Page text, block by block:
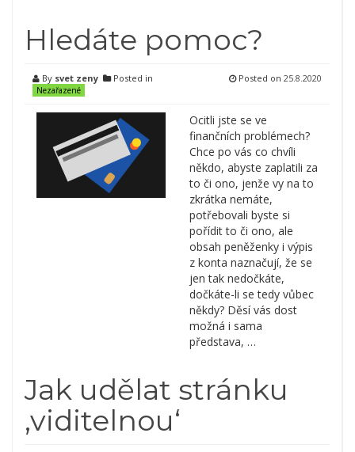
Hledáte pomoc?
By svet zeny Posted in
Nezařazené
Posted on 25.8.2020
Ocitli jste se ve
finančních problémech?
Chce po vás co chvíli
někdo, abyste zaplatili za
to či ono, jenže vy na to
zkrátka nemáte,
potřebovali byste si
pořídit to či ono, ale
obsah peněženky i výpis
z konta naznačují, že se
jen tak nedočkáte,
dočkáte-li se tedy vůbec
někdy? Děsí vás dost
možná i sama
představa, …
Jak udělat stránku
‚viditelnou‘